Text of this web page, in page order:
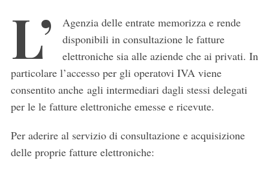
L’
Agenzia delle entrate memorizza e rende
disponibili in consultazione le fatture
elettroniche sia alle aziende che ai privati. In
particolare l’accesso per gli operatovi IVA viene
consentito anche agli intermediari dagli stessi delegati
per le le fatture elettroniche emesse e ricevute.
Per aderire al servizio di consultazione e acquisizione
delle proprie fatture elettroniche: